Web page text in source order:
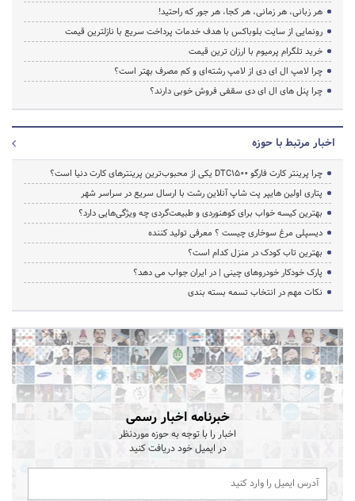
هر زبانی، هر زمانی، هر کجا، هر جور که راحتید!
رونمایی از سایت بلوباکس با هدف خدمات پرداخت سریع با نازلترین قیمت
خرید تلگرام پرمیوم با ارزان ترین قیمت
چرا لامپ ال ای دی از لامپ رشته‌ای و کم مصرف بهتر است؟
چرا پنل های ال ای دی سقفی فروش خوبی دارند؟
اخبار مرتبط با حوزه
چرا پرینتر کارت فارگو DTC1500 یکی از محبوب‌ترین پرینترهای کارت دنیا است؟
پتاری اولین هایپر پت شاپ آنلاین رشت با ارسال سریع در سراسر شهر
بهترین کیسه خواب برای کوهنوردی و طبیعت‌گردی چه ویژگی‌هایی دارد؟
دیسپلی مرغ سوخاری چیست ؟ معرفی تولید کننده
بهترین تاب کودک در منزل کدام است؟
پارک خودکار خودروهای چینی | در ایران جواب می دهد؟
نکات مهم در انتخاب تسمه بسته بندی
خبرنامه اخبار رسمی
اخبار را با توجه به حوزه موردنظر
در ایمیل خود دریافت کنید